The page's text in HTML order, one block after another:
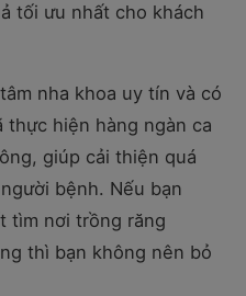
tối ưu nhất cho khách
nha khoa uy tín và có
thực hiện hàng ngàn ca
giúp cải thiện quá
bệnh. Nếu bạn
tìm nơi trồng răng
thì bạn không nên bỏ